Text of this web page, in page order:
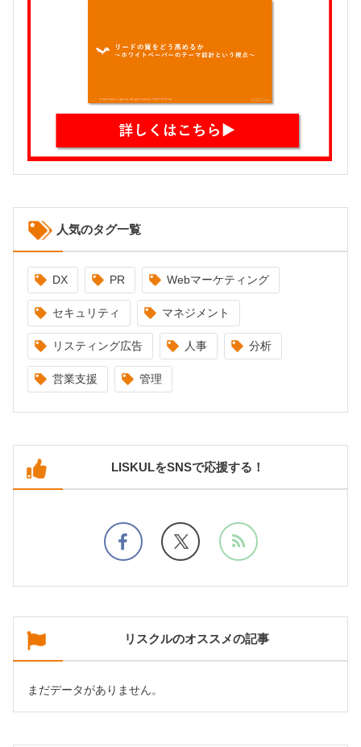
人気のタグ一覧
DX PR Webマーケティング
セキュリティ マネジメント
リスティング広告 人事 分析
営業支援 管理
LISKULをSNSで応援する！
リスクルのオススメの記事
まだデータがありません。